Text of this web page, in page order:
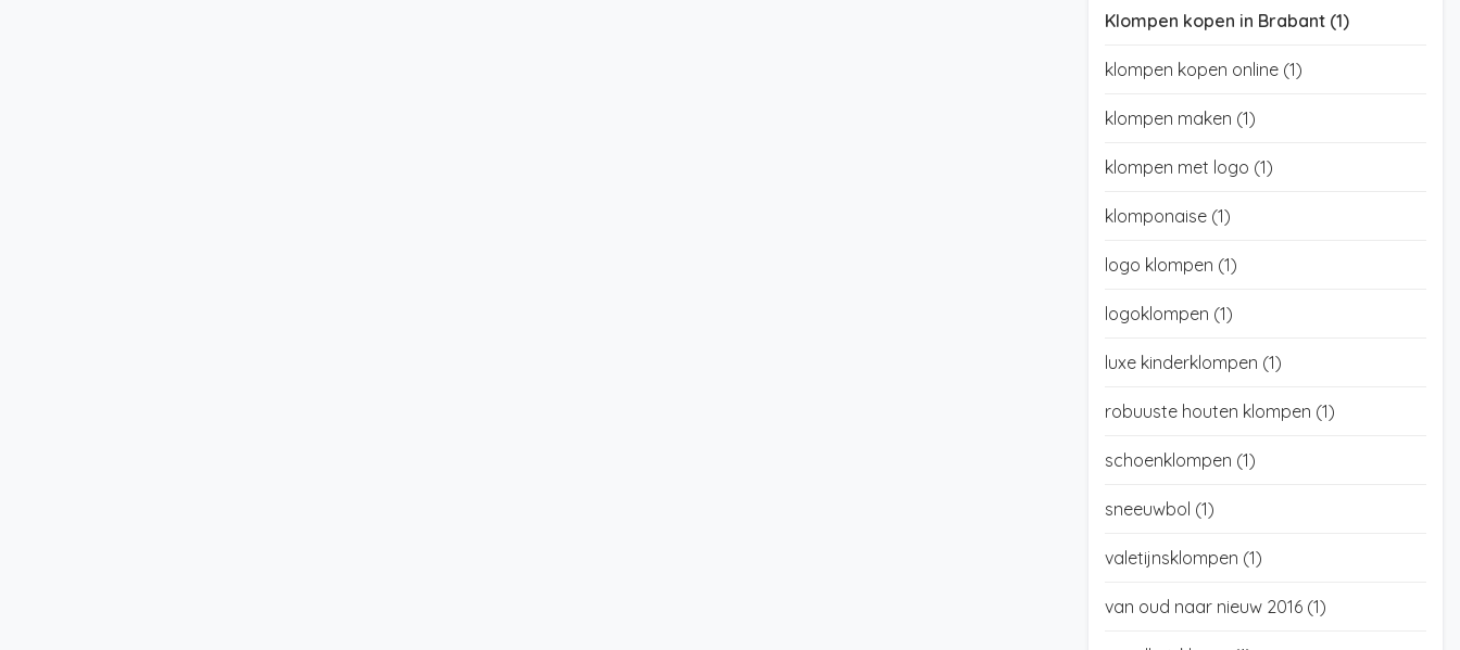
Klompen kopen in Brabant (1)
klompen kopen online (1)
klompen maken (1)
klompen met logo (1)
klomponaise (1)
logo klompen (1)
logoklompen (1)
luxe kinderklompen (1)
robuuste houten klompen (1)
schoenklompen (1)
sneeuwbol (1)
valetijnsklompen (1)
van oud naar nieuw 2016 (1)